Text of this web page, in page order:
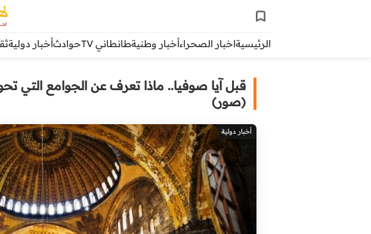
الرئيسيةاخبار الصحراءأخبار وطنيةطانطاني TV حوادثأخبار دولية
قبل آيا صوفيا.. ماذا تعرف عن الجوامع التي
(صور)
أخبار دولية